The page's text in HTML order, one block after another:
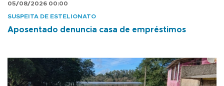
05/08/2026 00:00
SUSPEITA DE ESTELIONATO
Aposentado denuncia casa de empréstimos